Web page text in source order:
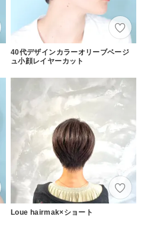
40代デザインカラーオリーブベージ
ュ小顔レイヤーカット
Loue hairmak×ショート